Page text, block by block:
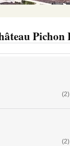
Pichon
(2)
(2)